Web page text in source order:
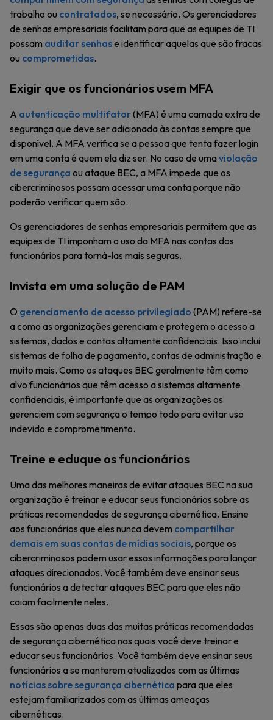
trabalho ou contratados, se necessário. Os gerenciadores
de senhas empresariais facilitam para que as equipes de TI
possam auditar senhase identificar aquelas que são fracas
ou comprometidas.
Exigir que os funcionários usem MFA
A autenticação multifator(MFA) é uma camada extra de
segurança que deve ser adicionada às contas sempre que
disponível. A MFA verifica se a pessoa que tenta fazer login
em uma conta é quem ela diz ser. No caso de umaviolação
de segurança ou ataque BEC, a MFA impede que os
cibercriminosos possam acessar uma conta porque não
poderão verificar quem são.
Os gerenciadores de senhas empresariais permitem que as
equipes de TI imponham o uso da MFA nas contas dos
funcionários para torná-las mais seguras.
Invista em uma solução de PAM
O gerenciamento de acesso privilegiado (PAM) refere-se
a como as organizações gerenciam e protegem o acesso a
sistemas, dados e contas altamente confidenciais. Isso inclui
sistemas de folha de pagamento, contas de administração e
muito mais. Como os ataques BEC geralmente têm como
alvo funcionários que têm acesso a sistemas altamente
confidenciais, é importante que as organizações os
gerenciem com segurança o tempo todo para evitar uso
indevido e comprometimento.
Treine e eduque os funcionários
Uma das melhores maneiras de evitar ataques BEC na sua
organização é treinar e educar seus funcionários sobre as
práticas recomendadas de segurança cibernética. Ensine
aos funcionários que eles nunca devem compartilhar
demais em suas contas de mídias sociais, porque os
cibercriminosos podem usar essas informações para lançar
ataques direcionados. Você também deve ensinar seus
funcionários a detectar ataques BEC para que eles não
caiam facilmente neles.
Essas são apenas duas das muitas práticas recomendadas
de segurança cibernética nas quais você deve treinar e
educar seus funcionários. Você também deve ensinar seus
funcionários a se manterem atualizados com as últimas
notícias sobre segurança cibernética para que eles
estejam familiarizados com as últimas ameaças
cibernéticas.